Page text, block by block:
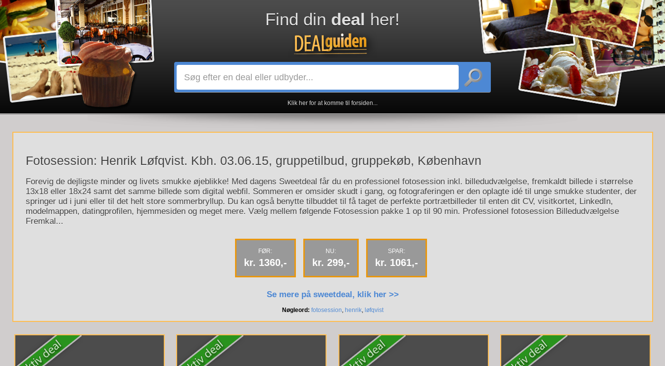
Find din deal her!
Klik her for at komme til forsiden...
Fotosession: Henrik Løfqvist. Kbh. 03.06.15, gruppetilbud, gruppekøb, København
Forevig de dejligste minder og livets smukke øjeblikke! Med dagens Sweetdeal får du en professionel fotosession inkl. billedudvælgelse, fremkaldt billede i størrelse
13x18 eller 18x24 samt det samme billede som digital webfil. Sommeren er omsider skudt i gang, og fotograferingen er den oplagte idé til unge smukke studenter, der
springer ud i juni eller til det helt store sommerbryllup. Du kan også benytte tilbuddet til få taget de perfekte portrætbilleder til enten dit CV, visitkortet, LinkedIn,
modelmappen, datingprofilen, hjemmesiden og meget mere. Vælg mellem følgende Fotosession pakke 1 op til 90 min. Professionel fotosession Billedudvælgelse
Fremkal...
FØR:
kr. 1360,-
NU:
kr. 299,-
SPAR:
kr. 1061,-
Se mere på sweetdeal, klik her >>
Nøgleord: fotosession, henrik, løfqvist